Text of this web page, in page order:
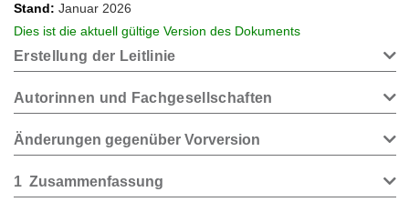
Stand
Januar 2026
Dies ist die aktuell gültige Version des Dokuments
Erstellung der Leitlinie
Autorinnen und Fachgesellschaften
Änderungen gegenüber Vorversion
1 Zusammenfassung